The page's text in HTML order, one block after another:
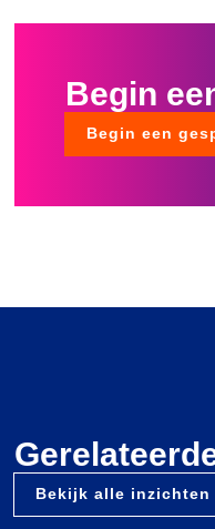
Begin
Begin een
Bekijk alle inzichten